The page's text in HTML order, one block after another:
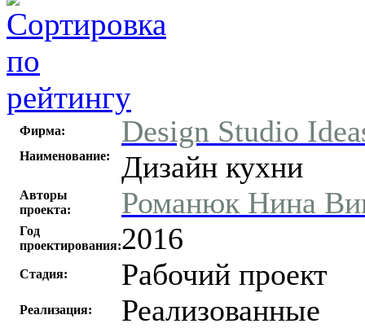
Фирма: Design Studio
Наименование: Дизайн кухни
Авторы
проекта:
Романюк Нина
Год
проектирования:2016
Стадия: Рабочий проект
Реализация: Реализованные